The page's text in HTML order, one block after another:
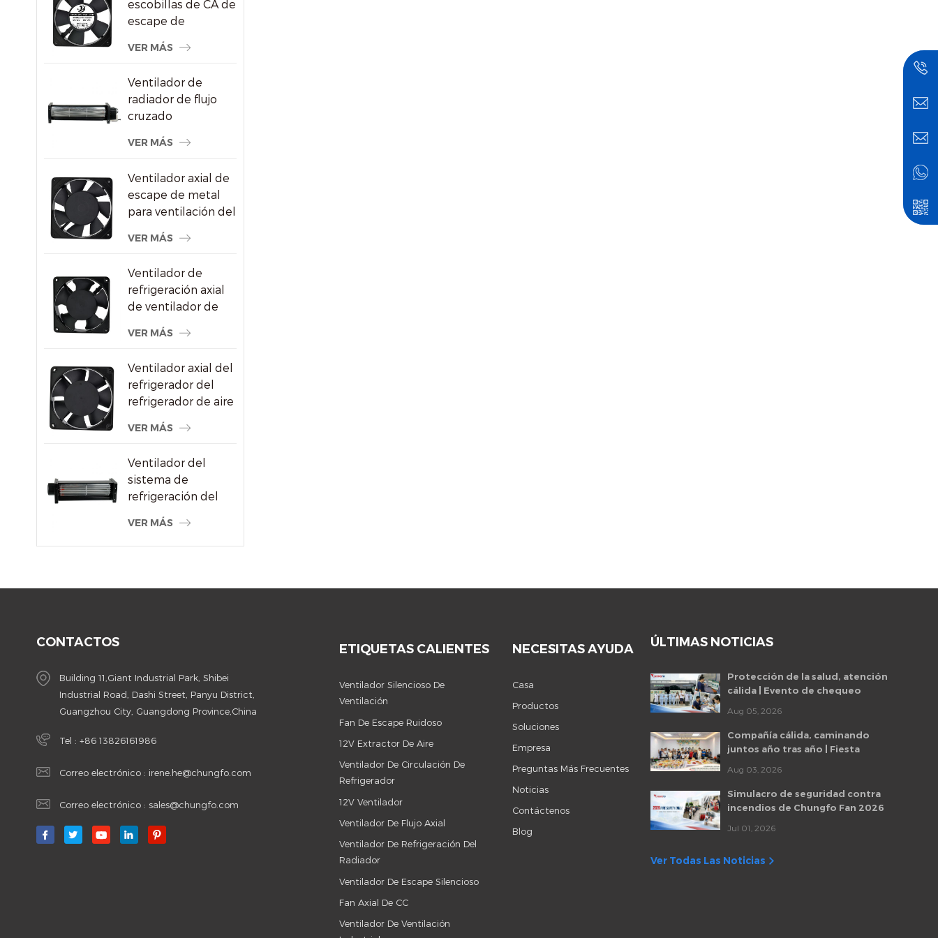
escobillas de CA de
escape de
congelador de
VER MÁS
Ventilador de
radiador de flujo
cruzado
pantallas
VER MÁS
Ventilador axial de
escape de metal
para ventilación del
VER MÁS
Ventilador de
refrigeración axial
de ventilador de
para proveedor de
VER MÁS
Ventilador axial del
refrigerador del
refrigerador de aire
rendimiento
VER MÁS
Ventilador del
sistema de
refrigeración del
cruzado del motor
eléctrico
VER MÁS
CONTACTOS
Building 11,Giant Industrial Park, Shibei
Industrial Road, Dashi Street, Panyu District,
Guangzhou City, Guangdong Province,China
Tel : +86 13826161986
Correo electrónico : irene.he@chungfo.com
Correo electrónico : sales@chungfo.com
ETIQUETAS CALIENTES
Ventilador Silencioso De
Ventilación
Fan De Escape Ruidoso
12V Extractor De Aire
Ventilador De Circulación De
Refrigerador
12V Ventilador
Ventilador De Flujo Axial
Ventilador De Refrigeración Del
Radiador
Ventilador De Escape Silencioso
Fan Axial De CC
Ventilador De Ventilación
NECESITAS AYUDA
Casa
Productos
Soluciones
Empresa
Preguntas Más Frecuentes
Noticias
Contáctenos
Blog
ÚLTIMAS NOTICIAS
Protección de la salud, atención
cálida | Evento de chequeo
Chungfo Fan 2026
Aug 05, 2026
Compañía cálida, caminando
juntos año tras año | Fiesta
empleados de Chungfo Fan
Aug 03, 2026
Simulacro de seguridad contra
incendios de Chungfo Fan 2026
Jul 01, 2026
Ver Todas Las Noticias